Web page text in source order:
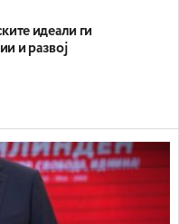
идеали ги
и развој